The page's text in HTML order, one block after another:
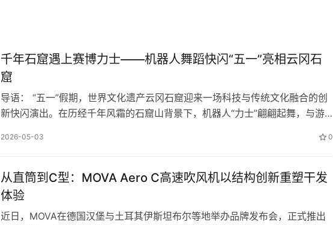
千年石窟遇上赛博力士——机器人舞蹈快闪“五一”亮相云冈石
窟
导语： “五一”假期，世界文化遗产云冈石窟迎来一场科技与传统文化融合的创
新快闪演出。在历经千年风霜的石窟山背景下，机器人“力士”翩翩起舞，与游
仅为游客带来科技与文化的双重体验，也为文化遗产活化与公众教育提供了创
和下午4…
2026-05-03 0
从直筒到C型：MOVA Aero C高速吹风机以结构创新重塑干发
体验
近日，MOVA在德国汉堡与土耳其伊斯坦布尔等地举办品牌发布会，正式推出